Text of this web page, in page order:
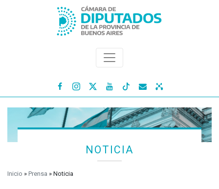
   
NOTICIA
Inicio » Prensa » Noticia